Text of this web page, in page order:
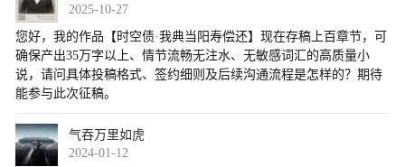
2025-10-27
气吞万里如虎
2024-01-12